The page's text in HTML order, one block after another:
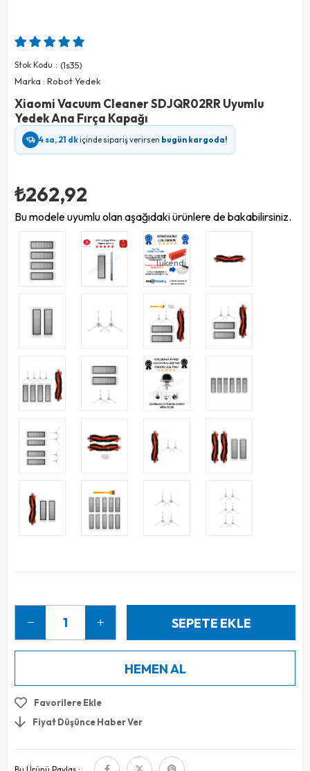
Stok Kodu
(1s35)
Marka : Robot Yedek
Xiaomi Vacuum Cleaner SDJQR02RR Uyumlu
Yedek Ana Fırça Kapağı
4 sa, 21 dkiçinde sipariş verirsen bugün kargoda!
₺262,92
Bu modele uyumlu olan aşağıdaki ürünlere de bakabilirsiniz.
Tükendi
Favorilere Ekle
Fiyat Düşünce Haber Ver